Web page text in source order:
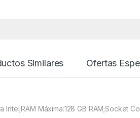
Similares Ofertas
Máxima:128 GB RAM;Socket